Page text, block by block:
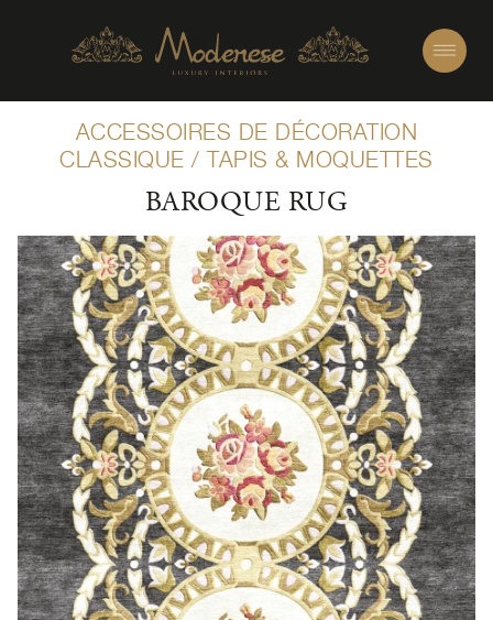
ACCESSOIRES DE DÉCORATION
CLASSIQUE /TAPIS & MOQUETTES
BAROQUE RUG